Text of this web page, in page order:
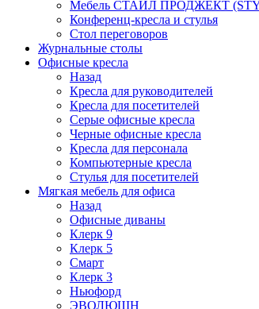
Мебель СТАЙЛ ПРОДЖЕКТ
Конференц-кресла и стулья
Стол переговоров
Журнальные столы
Офисные кресла
Назад
Кресла для руководителей
Кресла для посетителей
Серые офисные кресла
Черные офисные кресла
Кресла для персонала
Компьютерные кресла
Стулья для посетителей
Мягкая мебель для офиса
Назад
Офисные диваны
Клерк 9
Клерк 5
Смарт
Клерк 3
Ньюфорд
ЭВОЛЮШН